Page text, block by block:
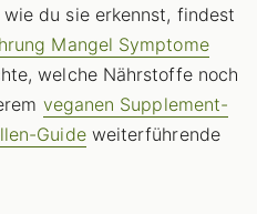
du sie erkennst, findest
Mangel Symptome
welche Nährstoffe noch
veganen Supplement-
Guideweiterführende